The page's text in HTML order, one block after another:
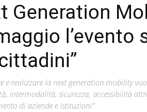
Generation
l’evento
e realizzare la next generation mobility
intermodalità, sicurezza, accessibilità
di aziende e istituzioni"